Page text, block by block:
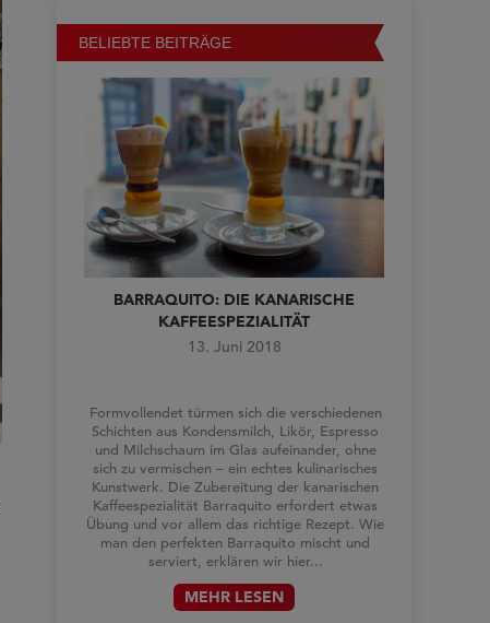
BELIEBTE BEITRÄGE
Formvollendet türmen sich die verschiedenen
Schichten aus Kondensmilch, Likör, Espresso
und Milchschaum im Glas aufeinander, ohne
sich zu vermischen – ein echtes kulinarisches
Kunstwerk. Die Zubereitung der kanarischen
Kaffeespezialität Barraquito erfordert etwas
Übung und vor allem das richtige Rezept. Wie
man den perfekten Barraquito mischt und
serviert, erklären wir hier...
13. Juni 2018
MEHR LESEN
BARRAQUITO: DIE KANARISCHE
KAFFEESPEZIALITÄT